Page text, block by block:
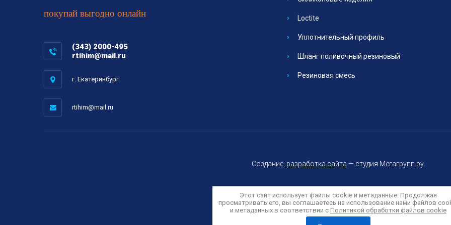
покупай выгодно онлайн
(343) 2000-495
rtihim@mail.ru
г. Екатеринбург
rtihim@mail.ru
Loctite
Уплотнительный профиль
Шланг поливочный резиновый
Резиновая смесь
Создание, разработка сайта — студия Мегагрупп.ру.
Политика конфиденциальности
Этот сайт использует файлы cookie и метаданные. Продолжая
просматривать его, вы соглашаетесь на использование нами файлов
и метаданных в соответствии с Политикой обработки файлов cookie